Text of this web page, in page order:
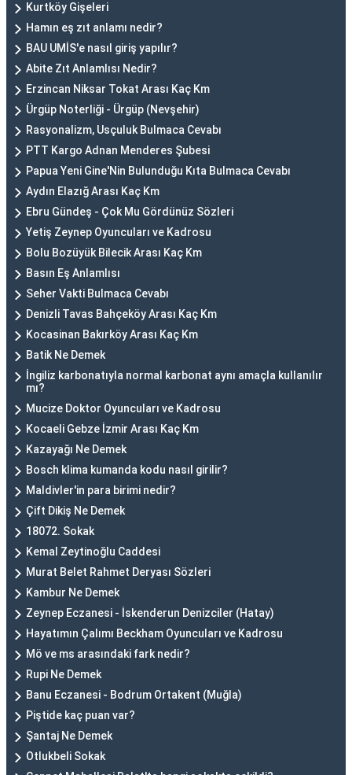
Kurtköy Gişeleri
Hamın eş zıt anlamı nedir?
BAU UMİS'e nasıl giriş yapılır?
Abite Zıt Anlamlısı Nedir?
Erzincan Niksar Tokat Arası Kaç Km
Ürgüp Noterliği - Ürgüp (Nevşehir)
Rasyonalizm, Usçuluk Bulmaca Cevabı
PTT Kargo Adnan Menderes Şubesi
Papua Yeni Gine'Nin Bulunduğu Kıta Bulmaca Cevabı
Aydın Elazığ Arası Kaç Km
Ebru Gündeş - Çok Mu Gördünüz Sözleri
Yetiş Zeynep Oyuncuları ve Kadrosu
Bolu Bozüyük Bilecik Arası Kaç Km
Basın Eş Anlamlısı
Seher Vakti Bulmaca Cevabı
Denizli Tavas Bahçeköy Arası Kaç Km
Kocasinan Bakırköy Arası Kaç Km
Batik Ne Demek
İngiliz karbonatıyla normal karbonat aynı amaçla kullanılır
mı?
Mucize Doktor Oyuncuları ve Kadrosu
Kocaeli Gebze İzmir Arası Kaç Km
Kazayağı Ne Demek
Bosch klima kumanda kodu nasıl girilir?
Maldivler'in para birimi nedir?
Çift Dikiş Ne Demek
18072. Sokak
Kemal Zeytinoğlu Caddesi
Murat Belet Rahmet Deryası Sözleri
Kambur Ne Demek
Zeynep Eczanesi - İskenderun Denizciler (Hatay)
Hayatımın Çalımı Beckham Oyuncuları ve Kadrosu
Mö ve ms arasındaki fark nedir?
Rupi Ne Demek
Banu Eczanesi - Bodrum Ortakent (Muğla)
Piştide kaç puan var?
Şantaj Ne Demek
Otlukbeli Sokak